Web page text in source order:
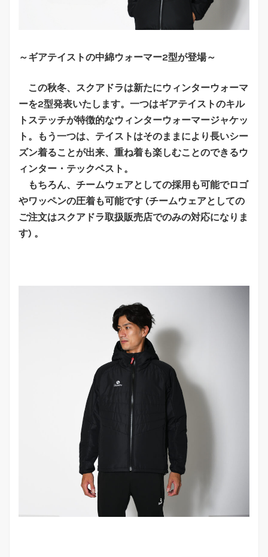
～ギアテイストの中綿ウォーマー2型が登場～
この秋冬、スクアドラは新たにウィンターウォーマ
ーを2型発表いたします。一つはギアテイストのキル
トステッチが特徴的なウィンターウォーマージャケッ
ト。もう一つは、テイストはそのままにより長いシー
ズン着ることが出来、重ね着も楽しむことのできるウ
ィンター・テックベスト。
もちろん、チームウェアとしての採用も可能でロゴ
やワッペンの圧着も可能です (チームウェアとしての
ご注文はスクアドラ取扱販売店でのみの対応になりま
す) 。